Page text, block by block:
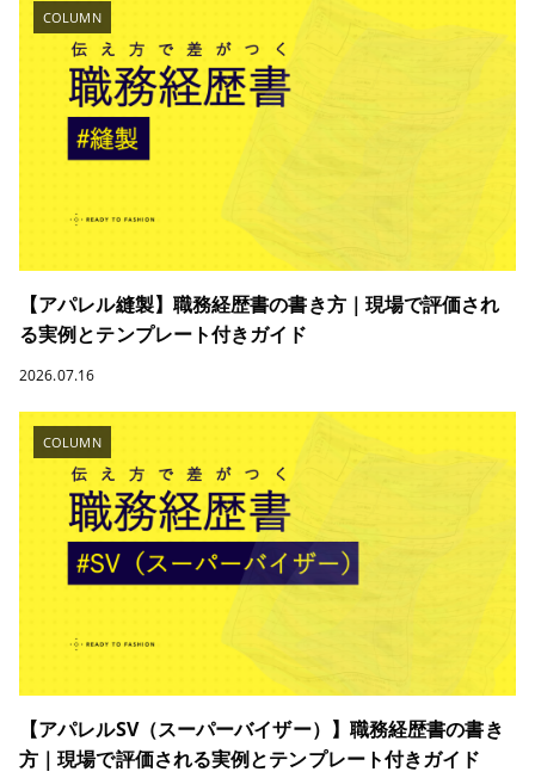
COLUMN
【アパレル縫製】職務経歴書の書き方｜現場で評価され
る実例とテンプレート付きガイド
2026.07.16
COLUMN
【アパレルSV（スーパーバイザー）】職務経歴書の書き
方｜現場で評価される実例とテンプレート付きガイド